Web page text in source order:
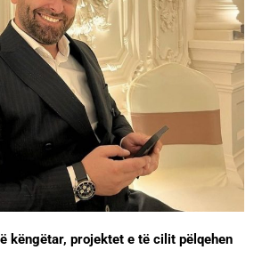
këngëtar, projektet e të cilit pëlqehen